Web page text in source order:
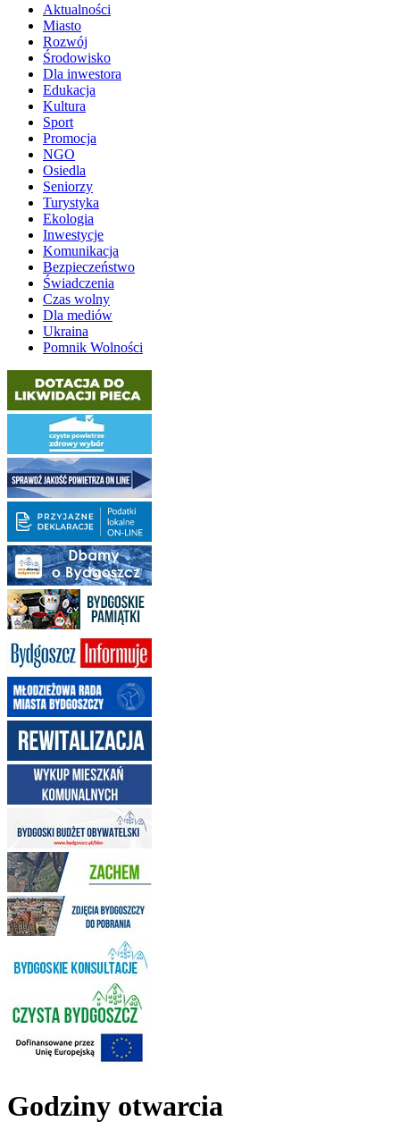
Aktualności
Miasto
Rozwój
Środowisko
Dla inwestora
Edukacja
Kultura
Sport
Promocja
NGO
Osiedla
Seniorzy
Turystyka
Ekologia
Inwestycje
Komunikacja
Bezpieczeństwo
Świadczenia
Czas wolny
Dla mediów
Ukraina
Pomnik Wolności
Godziny otwarcia